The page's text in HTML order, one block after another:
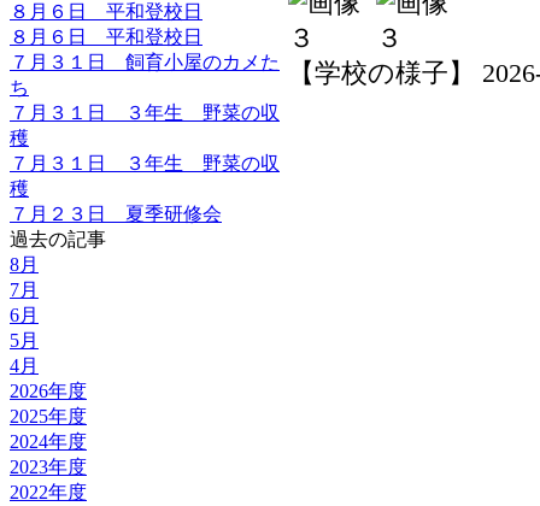
８月６日 平和登校日
８月６日 平和登校日
７月３１日 飼育小屋のカメた
ち
７月３１日 ３年生 野菜の収
穫
７月３１日 ３年生 野菜の収
穫
７月２３日 夏季研修会
過去の記事
8月
7月
6月
5月
4月
2026年度
2025年度
2024年度
2023年度
2022年度
【学校の様子】